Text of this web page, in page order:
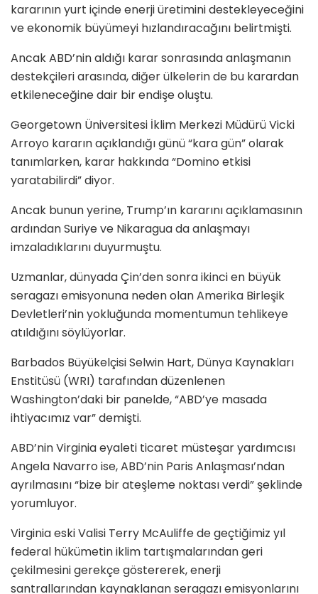
kararının yurt içinde enerji üretimini destekleyeceğini
ve ekonomik büyümeyi hızlandıracağını belirtmişti.
Ancak ABD’nin aldığı karar sonrasında anlaşmanın
destekçileri arasında, diğer ülkelerin de bu karardan
etkileneceğine dair bir endişe oluştu.
Georgetown Üniversitesi İklim Merkezi Müdürü Vicki
Arroyo kararın açıklandığı günü “kara gün” olarak
tanımlarken, karar hakkında “Domino etkisi
yaratabilirdi” diyor.
Ancak bunun yerine, Trump’ın kararını açıklamasının
ardından Suriye ve Nikaragua da anlaşmayı
imzaladıklarını duyurmuştu.
Uzmanlar, dünyada Çin’den sonra ikinci en büyük
seragazı emisyonuna neden olan Amerika Birleşik
Devletleri’nin yokluğunda momentumun tehlikeye
atıldığını söylüyorlar.
Barbados Büyükelçisi Selwin Hart, Dünya Kaynakları
Enstitüsü (WRI) tarafından düzenlenen
Washington’daki bir panelde, “ABD’ye masada
ihtiyacımız var” demişti.
ABD’nin Virginia eyaleti ticaret müsteşar yardımcısı
Angela Navarro ise, ABD’nin Paris Anlaşması’ndan
ayrılmasını “bize bir ateşleme noktası verdi” şeklinde
yorumluyor.
Virginia eski Valisi Terry McAuliffe de geçtiğimiz yıl
federal hükümetin iklim tartışmalarından geri
çekilmesini gerekçe göstererek, enerji
santrallarından kaynaklanan seragazı emisyonlarını